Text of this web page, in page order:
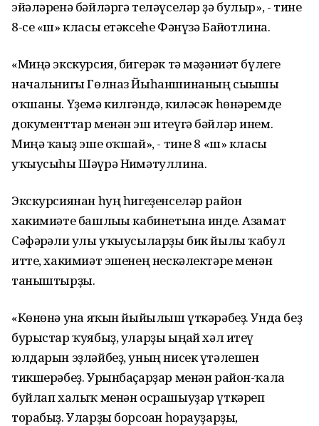
эйәләренә бәйләргә теләүселәр ҙә булыр», - тине
8-се «ш» класы етәксеһе Фәнүзә Байғотлина.
«Миңә экскурсия, бигерәк тә мәҙәниәт бүлеге
начальнигы Гөлназ Йыһаншинаның сығышы
оҡшаны. Үҙемә килгәндә, киләсәк һөнәремде
документтар менән эш итеүгә бәйләр инем.
Миңә ҡағыҙ эше оҡшай», - тине 8 «ш» класы
уҡыусыһы Шәүрә Ниғмәтуллина.
Экскурсиянан һуң һигеҙенселәр район
хакимиәте башлығы кабинетына инде. Азамат
Сәфәрғәли улы уҡыусыларҙы бик йылы ҡабул
итте, хакимиәт эшенең нескәлектәре менән
таныштырҙы.
«Көнөнә унға яҡын йыйылыш үткәрәбеҙ. Унда беҙ
бурыстар ҡуябыҙ, уларҙы ыңғай хәл итеү
юлдарын эҙләйбеҙ, уның нисек үтәлешен
тикшерәбеҙ. Урынбаҫарҙар менән район-ҡала
буйлап халыҡ менән осрашыуҙар үткәреп
торабыҙ. Уларҙы борсоған һорауҙарҙы,